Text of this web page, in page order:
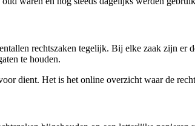
rechtszaken tegelijk. Bij elke zaak zijn er
te houden.
dient. Het is het online overzicht waar de